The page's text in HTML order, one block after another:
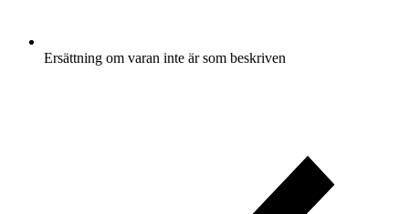
Ersättning om varan inte är som beskriven